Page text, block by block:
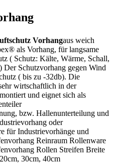
Vorhangaus weich
als Vorhang, für langsame
( Schutz: Kälte, Wärme, Schall,
Schutzvorhang gegen Wind
( bis zu -32db). Die
wirtschaftlich in der
und eignet sich als
bzw. Hallenunterteilung und
oder
für Industrievorhänge und
Reinraum Rollenware
Rollen Streifen Breite
30cm, 40cm